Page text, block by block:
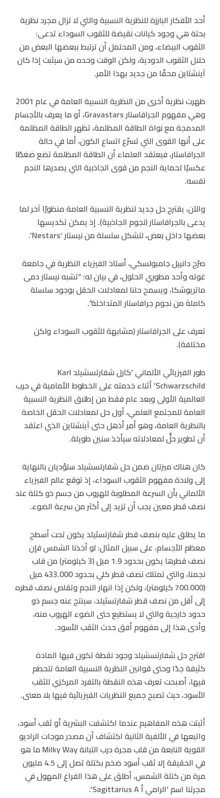
أحد الأفكار البارزة للنظرية النسبية والتي لا تزال مجرد نظرية
بحتة هي وجود كيانات نقيضة للثقوب السوداء تدعى:
الثقوب البيضاء، ومن المحتمل أن ترتبط ببعضها البعض من
خلال الثقوب الدودية، ولكن الوقت وحده من سيثبت إذا كان
آينشتاين محقًا من جديد بهذا الأمر.
ظهرت نظرية أخرى من النظرية النسبية العامة في عام 2001
وهي مفهوم الجرافاستار Gravastars، أو ما يعرف بالأجسام
المدمجة مع نواة الطاقة المظلمة، تظهر الطاقة المظلمة
على أنها القوى التي تسرّع اتساع الكون، أما في حالة
الجرافاستار، فيعتقد العلماء أن الطاقة المظلمة تضع ضغطًا
عكسيًا لحماية النجم من قوى الجاذبية التي يصدرها النجم
نفسه.
والآن، يقترح حل جديد لنظرية النسبية العامة منظورًا آخر لما
يدعى بالجرافاستار (نجوم الجاذبية). إذ يمكن تكديسها
بعضها داخل بعض، لتشكل سلسلة من نيستار ‘Nestars’.
صرّح دانييل جامبولسكي، أستاذ الفيزياء النظرية في جامعة
غوته وأحد مطوري الحلول، في بيان له: “تشبه نيستار دمى
ماتريوشكا، ويسمح حلنا لمعادلات الحقل بوجود سلسلة
كاملة من نجوم جرافاستار المتداخلة”.
تعرف على الجرافاستار (مشابهة للثقوب السوداء ولكن
مختلفة).
طور الفيزيائي الألماني ‘كارل شفارتسشيلد Karl
Schwarzschild’ أثناء خدمته على الخطوط الأمامية في حرب
العالمية الأولى وبعد عام فقط من إطلاق النظرية النسبية
العامة للمجتمع العلمي، أول حل لمعادلات الحقل الخاصة
بالنظرية العامة، وهو أمر أذهل حتى آينشتاين الذي اعتقد
أن تطوير حلٍّ لمعادلاته سيأخذ سنين طويلة.
كان هناك ميزتان ضمن حل شفارتسشيلد ستؤديان بالنهاية
إلى ولادة مفهوم الثقوب السوداء، إذ توقع عالم الفيزياء
الألماني بأن السرعة المطلوبة للهروب من جسم ذو كتلة عند
نصف قطر معين يجب أن تزيد إلى أكثر من سرعة الضوء.
ما يطلق عليه بنصف قطر شفارتسثيلد يكون تحت أسطح
معظم الأجسام، على سبيل المثال: لو أخذنا الشمس فإن
نصف قطرها يكون بحدود 1.9 ميل (3 كيلومتر) من قلب
نجمنا، والتي تمتلك نصف قطر كلي بحدود 433.000 ميل
(700.000 كيلومتر)، ولكن إذا انهار النجم وتقلص نصف قطره
إلى أقل من نصف قطر شفارتسثيلد، سينتج عنه جسم ذو
حدود خارجية والتي لا يستطيع حتى الضوء الهروب منه،
وأدى هذا إلى مفهوم أفق حدث الثقب الأسود.
اقترح حل شفارتسشيلد وجود نقطة تكون فيها المادة
كثيفة جدًا وحتى قوانين النظرية النسبية العامة تتحطم
فيها، أصبحت تعرف هذه النقطة بالتفرد المركزي للثقب
الأسود، حيث تصبح جميع النظريات الفيزيائية فيها بلا معنى.
أثبتت هذه المفاهيم عندما اكتشفت البشرية أو ثقب أسود،
واتبعها في الألفية الثانية اكتشاف أن مصدر موجات الراديو
القوية النابعة من قلب مجرة درب التبانة Milky Way ما هو
في الحقيقة إلا ثقب أسود ضخم بكتلة تصل إلى 4.5 مليون
مرة من كتلة الشمس، أطلق على هذا الفراغ المهول في
مجرتنا اسم ‘الرامي أ Sagittarius A’.